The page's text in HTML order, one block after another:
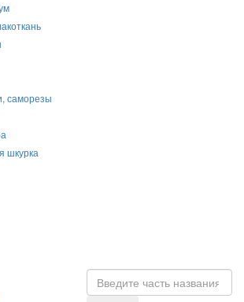
саморезы
шкурка